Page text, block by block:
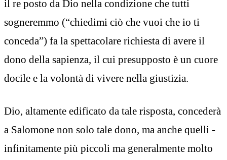
il re posto da Dio nella condizione che tutti
sogneremmo (“chiedimi ciò che vuoi che io ti
conceda”) fa la spettacolare richiesta di avere il
dono della sapienza, il cui presupposto è un cuore
docile e la volontà di vivere nella giustizia.
Dio, altamente edificato da tale risposta, concederà
a Salomone non solo tale dono, ma anche quelli -
infinitamente più piccoli ma generalmente molto